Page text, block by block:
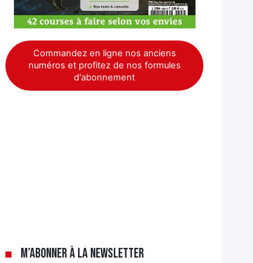
Commandez en ligne nos anciens
numéros et profitez de nos formules
d'abonnement
M’abonner à la newsletter